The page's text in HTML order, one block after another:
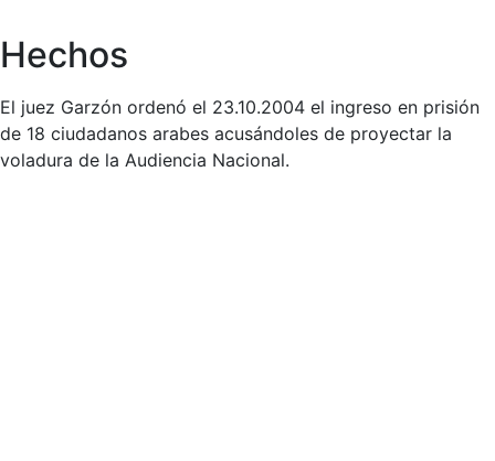
Hechos
El juez Garzón ordenó el 23.10.2004 el ingreso en prisión
de 18 ciudadanos arabes acusándoles de proyectar la
voladura de la Audiencia Nacional.